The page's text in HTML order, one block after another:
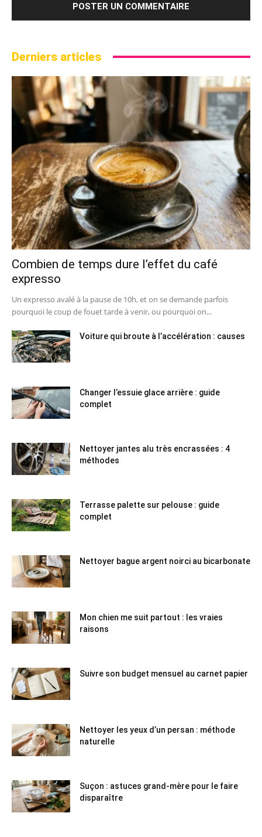
Derniers articles
Combien de temps dure l’effet du café
expresso
Un expresso avalé à la pause de 10h, et on se demande parfois
pourquoi le coup de fouet tarde à venir, ou pourquoi on...
Voiture qui broute à l’accélération : causes
Changer l’essuie glace arrière : guide
complet
Nettoyer jantes alu très encrassées : 4
méthodes
Terrasse palette sur pelouse : guide
complet
Nettoyer bague argent noirci au bicarbonate
Mon chien me suit partout : les vraies
raisons
Suivre son budget mensuel au carnet papier
Nettoyer les yeux d’un persan : méthode
naturelle
Suçon : astuces grand-mère pour le faire
disparaître